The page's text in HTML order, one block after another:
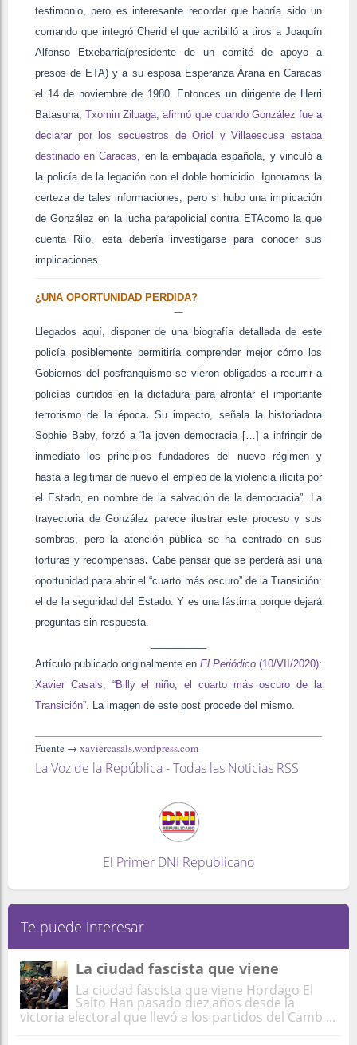
testimonio, pero es interesante recordar que habría sido un
comando que integró Cherid el que acribilló a tiros a Joaquín
Alfonso Etxebarria(presidente de un comité de apoyo a
presos de ETA) y a su esposa Esperanza Arana en Caracas
el 14 de noviembre de 1980. Entonces un dirigente de Herri
Batasuna,Txomin Ziluaga, afirmó que cuando González fue a
declarar por los secuestros de Oriol y Villaescusa estaba
destinado en Caracas, en la embajada española, y vinculó a
la policía de la legación con el doble homicidio. Ignoramos la
certeza de tales informaciones, pero si hubo una implicación
de González en la lucha parapolicial contra ETAcomo la que
cuenta Rilo, esta debería investigarse para conocer sus
implicaciones.
¿UNA OPORTUNIDAD PERDIDA?
Llegados aquí, disponer de una biografía detallada de este
policía posiblemente permitiría comprender mejor cómo los
Gobiernos del posfranquismo se vieron obligados a recurrir a
policías curtidos en la dictadura para afrontar el importante
terrorismo de la época. Su impacto, señala la historiadora
Sophie Baby, forzó a “la joven democracia […] a infringir de
inmediato los principios fundadores del nuevo régimen y
hasta a legitimar de nuevo el empleo de la violencia ilícita por
el Estado, en nombre de la salvación de la democracia”. La
trayectoria de González parece ilustrar este proceso y sus
sombras, pero
la atención pública se ha centrado en sus
torturas y recompensas. Cabe pensar que se perderá así una
oportunidad para abrir el “cuarto más oscuro” de la Transición:
el de la seguridad del Estado. Y es una lástima porque dejará
preguntas sin respuesta.
Artículo publicado originalmente en El Periódico (10/VII/2020):
Xavier Casals, “Billy el niño, el cuarto más oscuro de la
Transición”. La imagen de este post procede del mismo.
Fuente → xaviercasals.wordpress.com
La Voz de la República - Todas las Noticias RSS
El Primer DNI Republicano
Te puede interesar
La ciudad fascista que viene
La ciudad fascista que viene Hordago El
Salto Han pasado diez años desde la
victoria electoral que llevó a los partidos del Camb ...